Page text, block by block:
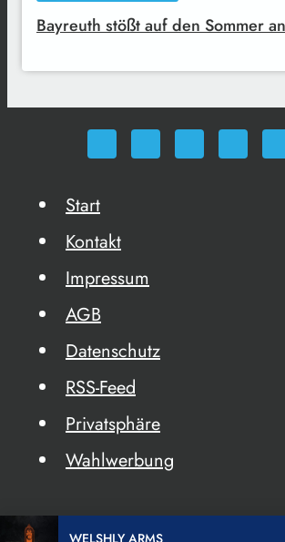
Bayreuth stößt auf den Sommer an
Start
Kontakt
Impressum
AGB
Datenschutz
RSS-Feed
Privatsphäre
Wahlwerbung
WELSHLY ARMS